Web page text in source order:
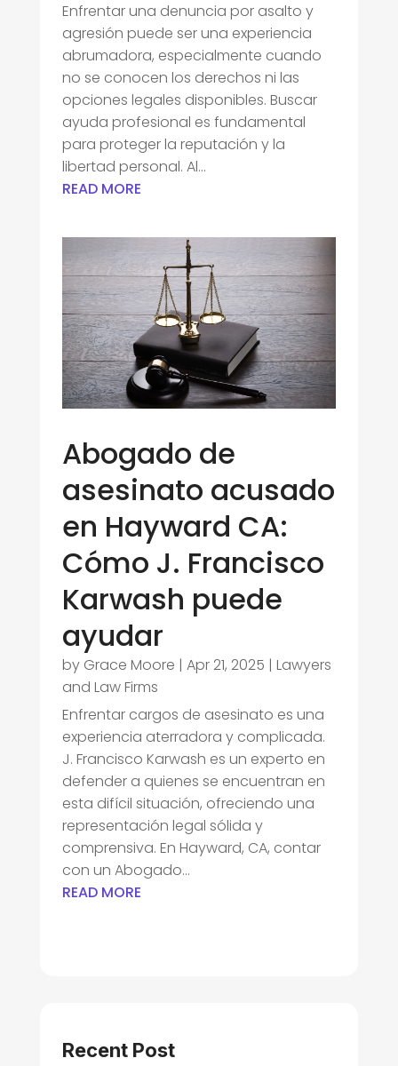
Enfrentar una denuncia por asalto y
agresión puede ser una experiencia
abrumadora, especialmente cuando
no se conocen los derechos ni las
opciones legales disponibles. Buscar
ayuda profesional es fundamental
para proteger la reputación y la
libertad personal. Al...
READ MORE
Abogado de
asesinato acusado
en Hayward CA:
Cómo J. Francisco
Karwash puede
ayudar
by Grace Moore | Apr 21, 2025 | Lawyers
and Law Firms
Enfrentar cargos de asesinato es una
experiencia aterradora y complicada.
J. Francisco Karwash es un experto en
defender a quienes se encuentran en
esta difícil situación, ofreciendo una
representación legal sólida y
comprensiva. En Hayward, CA, contar
con un Abogado...
READ MORE
Recent Post